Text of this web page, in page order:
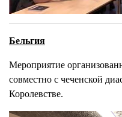
Бельгия
Мероприятие
совместно с чеченской
Королевстве.